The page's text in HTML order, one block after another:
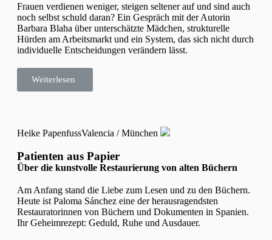
Frauen verdienen weniger, steigen seltener auf und sind auch
noch selbst schuld daran? Ein Gespräch mit der Autorin
Barbara Blaha über unterschätzte Mädchen, strukturelle
Hürden am Arbeitsmarkt und ein System, das sich nicht durch
individuelle Entscheidungen verändern lässt.
Weiterlesen
Heike PapenfussValencia / München
Patienten aus Papier
Über die kunstvolle Restaurierung von alten Büchern
Am Anfang stand die Liebe zum Lesen und zu den Büchern.
Heute ist Paloma Sánchez eine der herausragendsten
Restauratorinnen von Büchern und Dokumenten in Spanien.
Ihr Geheimrezept: Geduld, Ruhe und Ausdauer.